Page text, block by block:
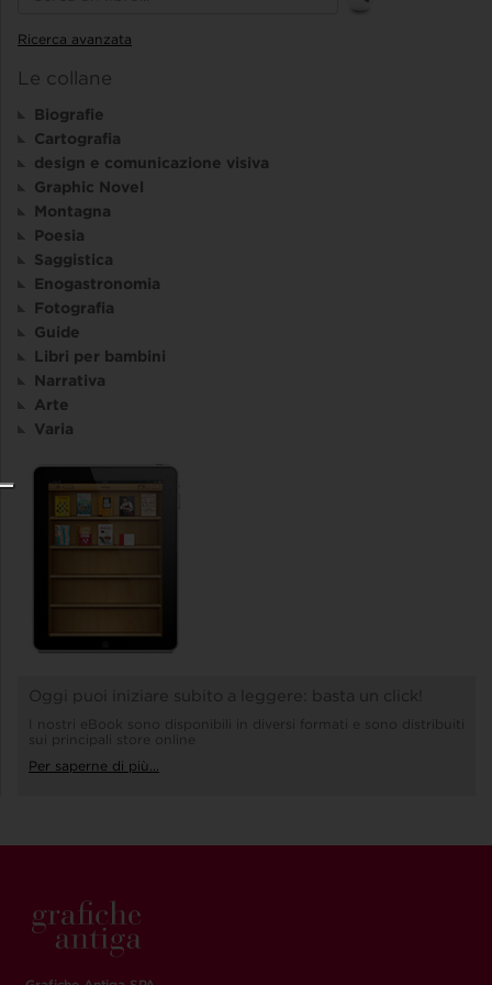
Ricerca avanzata
Le collane
Biografie
Cartografia
design e comunicazione visiva
Graphic Novel
Montagna
Poesia
Saggistica
Enogastronomia
Fotografia
Guide
Libri per bambini
Narrativa
Arte
Varia
Oggi puoi iniziare subito a leggere: basta un click!
I nostri eBook sono disponibili in diversi formati e sono distribuiti
sui principali store online
Per saperne di più...